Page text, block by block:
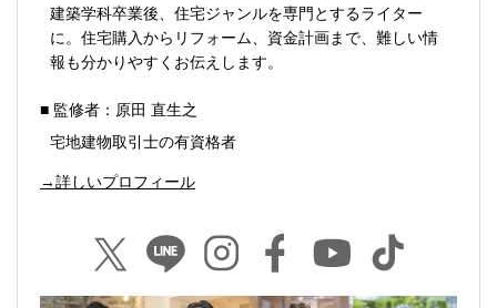
建築学科卒業後、住宅ジャンルを専門とするライター
に。住宅購入からリフォーム、資金計画まで、難しい情
報も分かりやすくお伝えします。
■ 監修者：原田 直生之
宅地建物取引士の有資格者
→詳しいプロフィール